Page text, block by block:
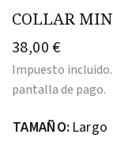
COLLAR
38,00 €
Impuesto
pantalla de pago.
TAMAÑO: Largo